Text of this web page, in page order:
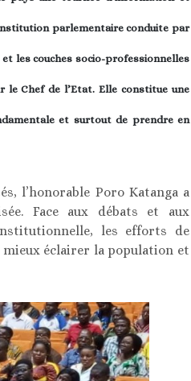
parlementaire conduite par
les couches socio-professionnelles
le Chef de l’Etat. Elle constitue une
et surtout de prendre en
l’honorable Poro Katanga a
Face aux débats et aux
les efforts de
mieux éclairer la population et